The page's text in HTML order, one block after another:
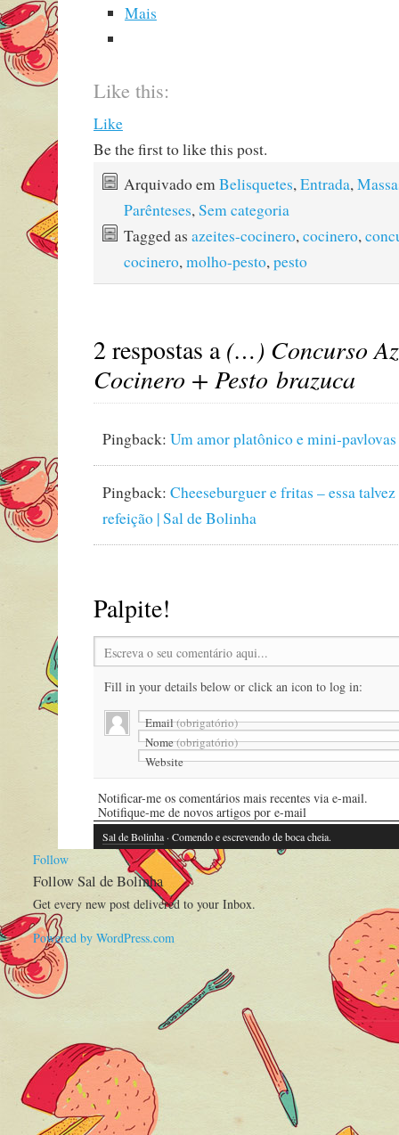
Mais
Like this:
Like
Be the first to like this post.
Arquivado em Belisquetes, Entrada,
Parênteses, Sem categoria
Tagged as azeites-cocinero, cocinero,
cocinero, molho-pesto, pesto
2 respostas a(…) Concurso
Cocinero + Pesto brazuca
Pingback: Um amor platônico e mini-
Pingback: Cheeseburguer e fritas – essa
refeição | Sal de Bolinha
Palpite!
Escreva o seu comentário aqui...
Fill in your details below or click an icon to log in:
Email(obrigatório)
Nome(obrigatório)
Website
Notificar-me os comentários mais recentes via e-mail.
Notifique-me de novos artigos por e-mail
Sal de Bolinha· Comendo e escrevendo de boca cheia.
Follow
Follow Sal de Bolinha
Get every new post delivered to your Inbox.
Powered by WordPress.com